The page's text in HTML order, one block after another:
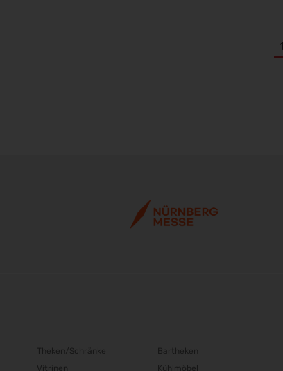
1
Theken/Schränke
Vitrinen
Bartheken
Kühlmöbel